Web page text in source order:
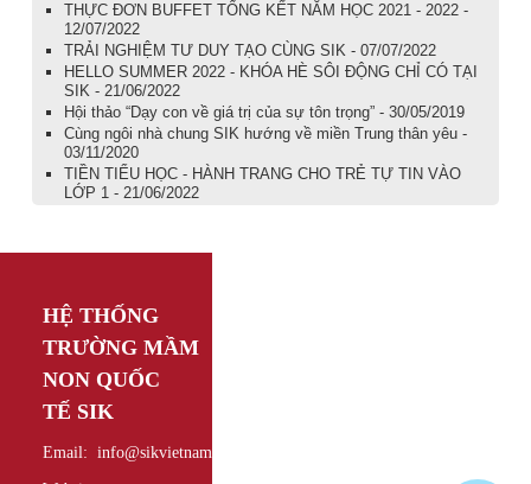
THỰC ĐƠN BUFFET TỔNG KẾT NĂM HỌC 2021 - 2022 -
12/07/2022
TRẢI NGHIỆM TƯ DUY TẠO CÙNG SIK - 07/07/2022
HELLO SUMMER 2022 - KHÓA HÈ SÔI ĐỘNG CHỈ CÓ TẠI
SIK - 21/06/2022
Hội thảo “Dạy con về giá trị của sự tôn trọng” - 30/05/2019
Cùng ngôi nhà chung SIK hướng về miền Trung thân yêu -
03/11/2020
TIỀN TIỂU HỌC - HÀNH TRANG CHO TRẺ TỰ TIN VÀO
LỚP 1 - 21/06/2022
HỆ THỐNG
TRƯỜNG MẦM
NON QUỐC
TẾ SIK
Email: info@sikvietnam.edu.vn